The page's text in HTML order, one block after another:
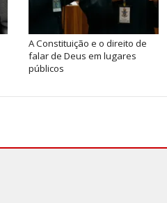
A Constituição e o direito de
falar de Deus em lugares
públicos